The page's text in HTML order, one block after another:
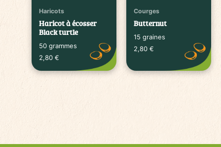
Haricots
Haricot à écosser
Black turtle
50 grammes
2,80 €
Courges
Butternut
15 graines
2,80 €